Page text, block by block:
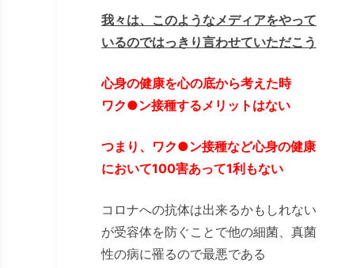
我々は、このようなメディアをやって
いるのではっきり言わせていただこう
心身の健康を心の底から考えた時
ワク●ン接種するメリットはない
つまり、ワク●ン接種など心身の健康
において100害あって1利もない
コロナへの抗体は出来るかもしれない
が受容体を防ぐことで他の細菌、真菌
性の病に罹るので最悪である